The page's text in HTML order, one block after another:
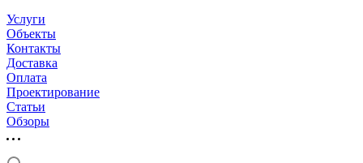
Услуги
Объекты
Контакты
Доставка
Оплата
Проектирование
Статьи
Обзоры